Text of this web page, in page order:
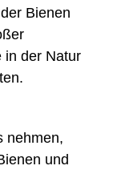
Bienen
in der Natur
nehmen,
und